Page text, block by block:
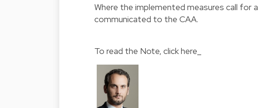
Where the implemented measures call for
communicated to the CAA.
To read the Note, click here_